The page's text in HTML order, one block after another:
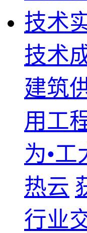
技术
技术
建筑
用工
为•
热云
行业